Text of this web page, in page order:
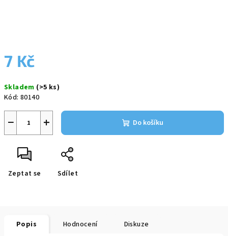
7 Kč
cena:
Skladem (>5 ks)
Kód: 80140
+
− Do košíku
Zeptat se Sdílet
Popis Hodnocení Diskuze